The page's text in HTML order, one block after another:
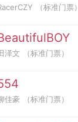
（标准门票）
泽文 （标准门票）
佳豪 （标准门票）